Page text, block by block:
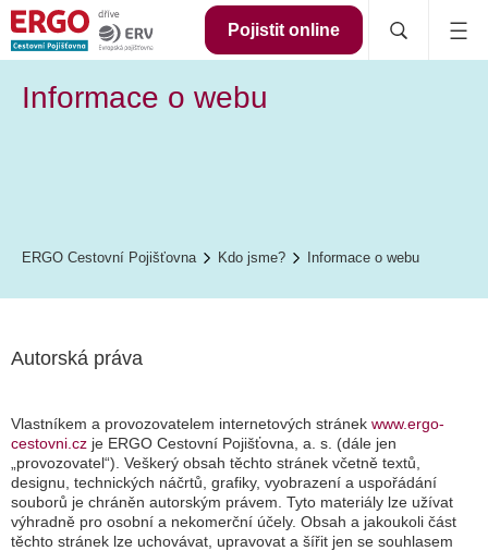
Pojistit online
Informace o webu
ERGO Cestovní Pojišťovna Kdo jsme? Informace o webu
Autorská práva
Vlastníkem a provozovatelem internetových stránek www.ergo-
cestovni.cz je ERGO Cestovní Pojišťovna, a. s. (dále jen
„provozovatel“). Veškerý obsah těchto stránek včetně textů,
designu, technických náčrtů, grafiky, vyobrazení a uspořádání
souborů je chráněn autorským právem. Tyto materiály lze užívat
výhradně pro osobní a nekomerční účely. Obsah a jakoukoli část
těchto stránek lze uchovávat, upravovat a šířit jen se souhlasem